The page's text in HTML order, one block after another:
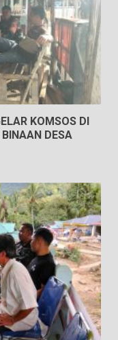
KOMSOS DI
DESA